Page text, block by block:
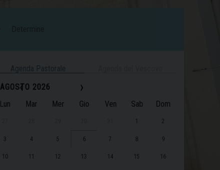
Agenda Pastorale
‹
AGOSTO 2026 ›
Lun Mar Mer Gio Ven Sab Dom
1 2
3 4 5 6 7 8 9
10 11 12 13 14 15 16